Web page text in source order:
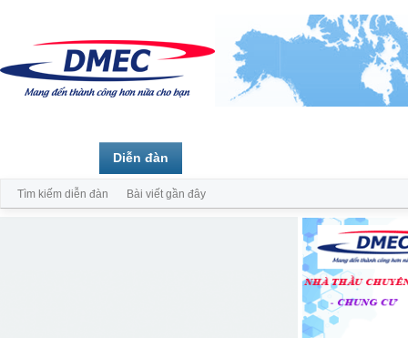
Diễn đàn
Tìm kiếm diễn đàn Bài viết gần đây